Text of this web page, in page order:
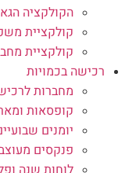
הקולקציה
קולקציית
קולקציית
רכישה בכמויות
מחברות
קופסאות
יומנים
פנקסים